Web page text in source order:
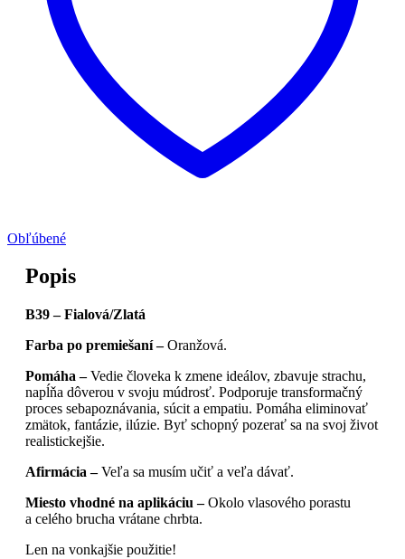
Obľúbené
Popis
B39 – Fialová/Zlatá
Farba po premiešaní –Oranžová.
Pomáha –Vedie človeka k zmene ideálov, zbavuje strachu,
napĺňa dôverou v svoju múdrosť. Podporuje transformačný
proces sebapoznávania, súcit a empatiu. Pomáha eliminovať
zmätok, fantázie, ilúzie. Byť schopný pozerať sa na svoj život
realistickejšie.
Afirmácia –Veľa sa musím učiť a veľa dávať.
Miesto vhodné na aplikáciu –Okolo vlasového porastu
a celého brucha vrátane chrbta.
Len na vonkajšie použitie!